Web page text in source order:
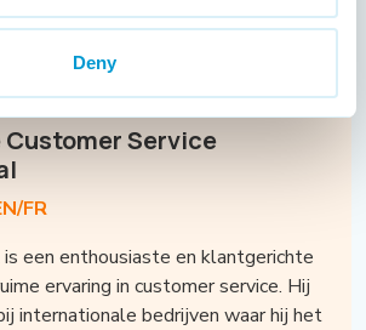
Deny
georiënteerde organisatie.
Service
FR
een enthousiaste en klantgerichte
ervaring in customer service. Hij
internationale bedrijven waar hij het